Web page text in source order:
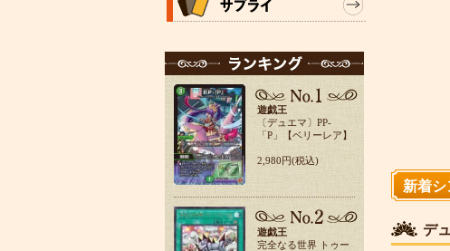
遊戯王
〔デュエマ〕PP-
「P」【ベリーレア】
2,980円(税込)
遊戯王
完全なる世界 トゥー
新着シ
デ